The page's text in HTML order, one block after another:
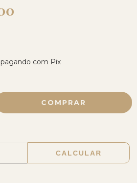
pagando com Pix
CALCULAR